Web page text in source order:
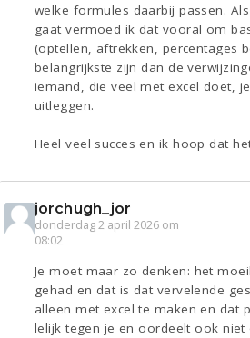
welke formules daarbij passen.
gaat vermoed ik dat vooral om
(optellen, aftrekken, percentages
belangrijkste zijn dan de
iemand, die veel met excel doet,
uitleggen.
Heel veel succes en ik hoop dat
jorchugh_jor
donderdag 2 april 2026 om
08:02
Je moet maar zo denken: het
gehad en dat is dat vervelende
alleen met excel te maken en dat
lelijk tegen je en oordeelt ook niet